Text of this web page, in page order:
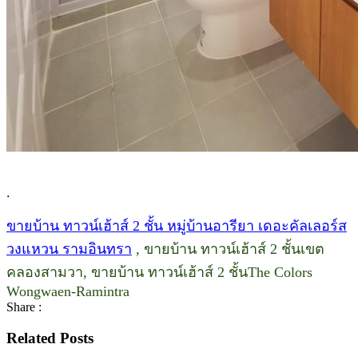
.
ขายบ้าน ทาวน์เฮ้าส์ 2 ชั้น หมู่บ้านอารียา เดอะคัลเลอร์ส
วงแหวน รามอินทรา , ขายบ้าน ทาวน์เฮ้าส์ 2 ชั้นเขต
คลองสามวา, ขายบ้าน ทาวน์เฮ้าส์ 2 ชั้นThe Colors
Wongwaen-Ramintra
Share :
Related Posts